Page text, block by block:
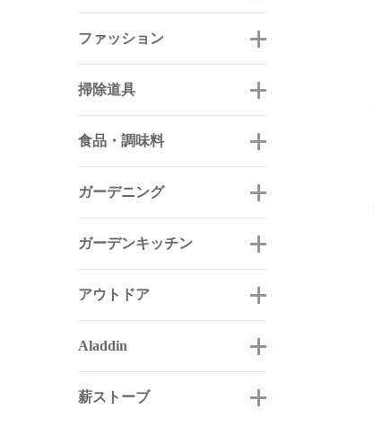
ファッション
掃除道具
食品・調味料
ガーデニング
ガーデンキッチン
アウトドア
Aladdin
薪ストーブ